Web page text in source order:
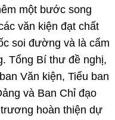
một bước song
văn kiện đạt chất
soi đường và là cẩm
Tổng Bí thư đề nghị,
Văn kiện, Tiểu ban
và Ban Chỉ đạo
hoàn thiện dự